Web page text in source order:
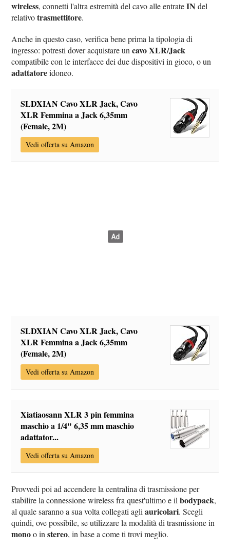
wireless, connetti l'altra estremità del cavo alle entrateIN del
relativotrasmettitore.
Anche in questo caso, verifica bene prima la tipologia di
ingresso: potresti dover acquistare uncavo XLR/Jack
compatibile con le interfacce dei due dispositivi in gioco, o un
adattatoreidoneo.
SLDXIAN Cavo XLR Jack, Cavo
XLR Femmina a Jack 6,35mm
(Female, 2M)
Vedi offerta su Amazon
SLDXIAN Cavo XLR Jack, Cavo
XLR Femmina a Jack 6,35mm
(Female, 2M)
Vedi offerta su Amazon
Xiatiaosann XLR 3 pin femmina
maschio a 1/4" 6,35 mm maschio
adattator...
Vedi offerta su Amazon
Provvedi poi ad accendere la centralina di trasmissione per
stabilire la connessione wireless fra quest'ultimo e ilbodypack,
al quale saranno a sua volta collegati agliauricolari. Scegli
quindi, ove possibile, se utilizzare la modalità di trasmissione in
monoo instereo, in base a come ti trovi meglio.